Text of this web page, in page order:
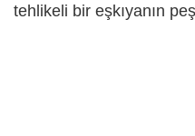
tehlikeli bir eşkıyanın